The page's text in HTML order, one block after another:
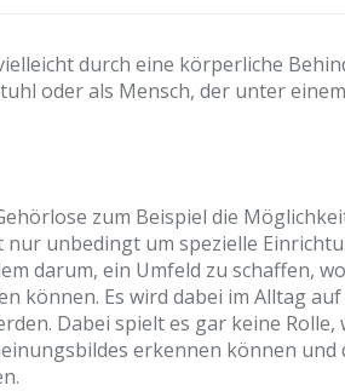
durch eine körperliche
oder als Mensch, der unter
zum Beispiel die
unbedingt um spezielle
darum, ein Umfeld zu schaffen,
können. Es wird dabei im Alltag
Dabei spielt es gar keine
erkennen können und